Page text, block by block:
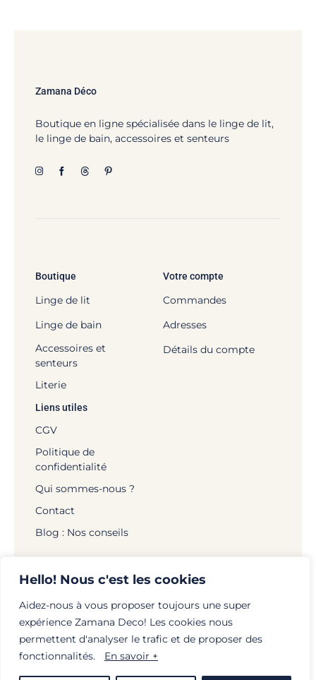
Hello! Nous c'est les cookies
Aidez-nous à vous proposer toujours une super
expérience Zamana Deco! Les cookies nous
permettent d'analyser le trafic et de proposer des
fonctionnalités.
En savoir +
Zamana Déco
Boutique en ligne spécialisée dans le linge de lit,
le linge de bain, accessoires et senteurs
Boutique
Linge de lit
Linge de bain
Accessoires et
senteurs
Literie
Votre compte
Commandes
Adresses
Détails du compte
Liens utiles
CGV
Politique de
confidentialité
Qui sommes-nous ?
Contact
Blog : Nos conseils
© Zamana Déco - 2026 | Tous droits réservés |
Mentions légales|Politique de confidentialité
Création :globellie.com